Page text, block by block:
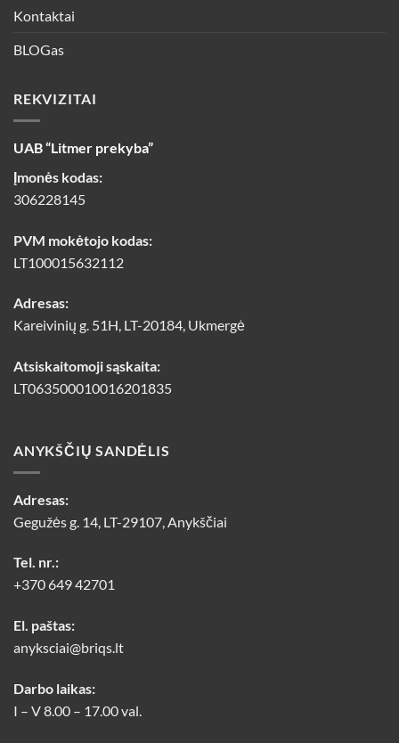
Kontaktai
BLOGas
REKVIZITAI
UAB “Litmer prekyba”
Įmonės kodas:
306228145
PVM mokėtojo kodas:
LT100015632112
Adresas:
Kareivinių g. 51H, LT-20184, Ukmergė
Atsiskaitomoji sąskaita:
LT063500010016201835
ANYKŠČIŲ SANDĖLIS
Adresas:
Gegužės g. 14, LT-29107, Anykščiai
Tel. nr.:
+370 649 42701
El. paštas:
anyksciai@briqs.lt
Darbo laikas:
I – V 8.00 – 17.00 val.